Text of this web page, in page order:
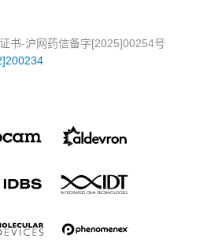
书-沪网药信备字[2025]00254号